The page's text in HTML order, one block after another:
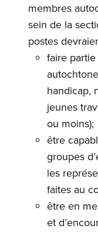
membres
sein de la
postes
faire
handicap,
jeunes
ou moins);
être
groupes
les
faites au
être en
et